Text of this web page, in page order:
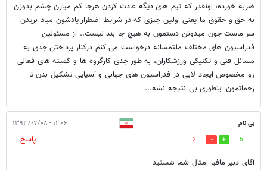
ضربه خورده، اونقدر که تیم های دیگه عادت کردن هرجا کم میارن چشم بدوزن
به حق و حقوق ما یعنی اولین چیزی که در شرایط اضطرار یادشون میاد بریدن
سر ماست جون میدونن دستمون به هیچ جا بند نیست.. از مسئولین
فدراسیون های مختلف ملتمسانه درخواست می کنم درکنار پرداختن جدی به
مسائل فنی و تکنیکی ورزشکاران، به طور جدی کارگروه ها و کمیته های فعالی
رو مخصوص ایجاد لابی در فدراسیون های جهانی و آسیایی تشکیل بدن تا
زحماتمون اینطوری بی نتیجه نشه...
بی نام ۱۲:۰۶ - ۱۳۹۳/۰۷/۰۸
5
2
پاسخ
آقای دبیر مافیا امثال شما هستید